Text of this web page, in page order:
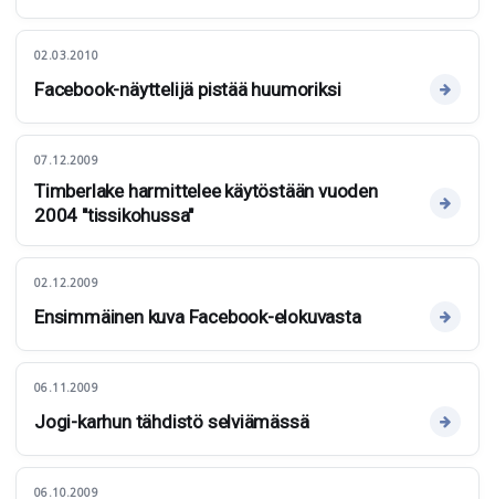
02.03.2010
Facebook-näyttelijä pistää huumoriksi
07.12.2009
Timberlake harmittelee käytöstään vuoden
2004 "tissikohussa"
02.12.2009
Ensimmäinen kuva Facebook-elokuvasta
06.11.2009
Jogi-karhun tähdistö selviämässä
06.10.2009